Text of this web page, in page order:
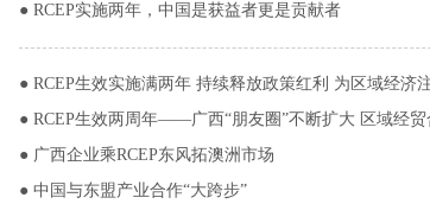
● RCEP实施两年，中国是获益者更是贡献者
● RCEP生效实施满两年 持续释放政策红利 为区域经济
● RCEP生效两周年——广西“朋友圈”不断扩大 区域经
● 广西企业乘RCEP东风拓澳洲市场
● 中国与东盟产业合作“大跨步”